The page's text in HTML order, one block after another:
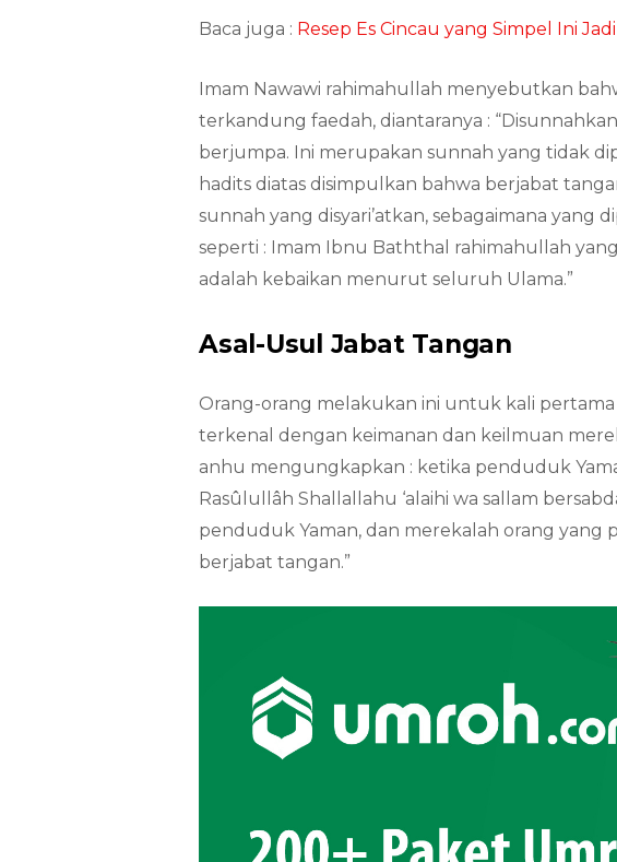
Baca juga : Resep Es Cincau yang Simpel Ini
Imam Nawawi rahimahullah menyebutkan
terkandung faedah, diantaranya :
berjumpa. Ini merupakan sunnah yang tidak
hadits diatas disimpulkan bahwa berjabat
sunnah yang disyari’atkan, sebagaimana yang
seperti : Imam Ibnu Baththal rahimahullah
adalah kebaikan menurut seluruh Ulama.”
Asal-Usul Jabat Tangan
Orang-orang melakukan ini untuk kali
terkenal dengan keimanan dan keilmuan
anhu mengungkapkan : ketika penduduk
Rasûlullâh Shallallahu ‘alaihi wa sallam
penduduk Yaman, dan merekalah orang yang
berjabat tangan.”